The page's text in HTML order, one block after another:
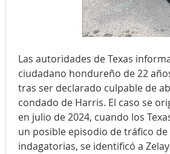
Las autoridades de Texas
ciudadano hondureño de 22
tras ser declarado culpable de
condado de Harris. El caso se
en julio de 2024, cuando los
un posible episodio de tráfico
indagatorias, se identificó a